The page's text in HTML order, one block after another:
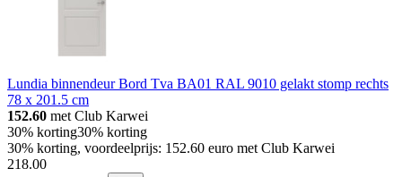
Lundia binnendeur Bord Tva BA01 RAL 9010 gelakt stomp rechts
78 x 201.5 cm
152.60 met Club Karwei
30% korting30% korting
30% korting, voordeelprijs: 152.60 euro met Club Karwei
218.00